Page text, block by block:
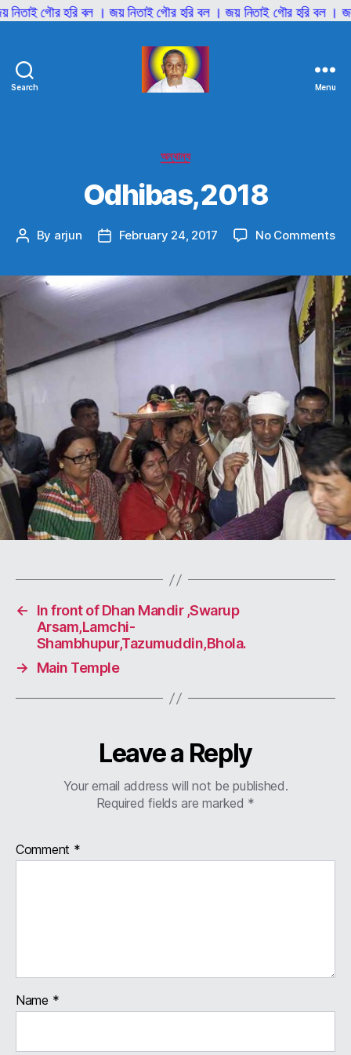
গৌর হরি বল । জয় নিতাই গৌর হরি বল । জয় নিতাই গৌর হরি বল ।
Search
বাবাজী
Menu
Categories
অন্যান্য
Odhibas,2018
Post
By arjun
PostFebruary 24, 2017 No Commentson
←
In front of Dhan Mandir ,Swarup
Arsam,Lamchi-
Shambhupur,Tazumuddin,Bhola.
→
Main Temple
Leave a Reply
Your email address will not be published.
Required fields are marked *
Comment *
Name *